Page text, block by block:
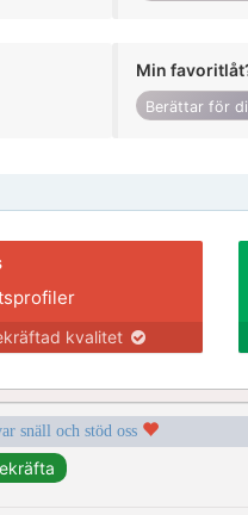
Min
Berättar för
kvalitet
snäll och stöd oss